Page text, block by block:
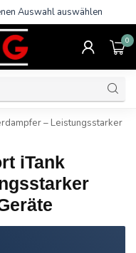
Auswahl auswählen
0
– Leistungsstarker
iTank